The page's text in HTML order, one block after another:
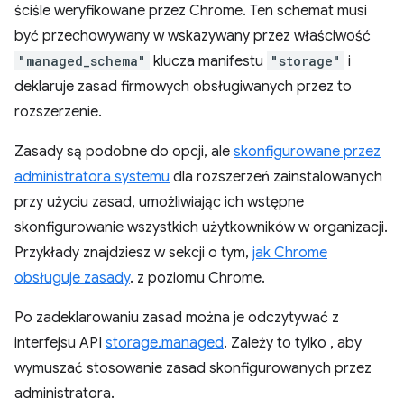
ściśle weryfikowane przez Chrome. Ten schemat musi
być przechowywany w wskazywany przez właściwość
"managed_schema" klucza manifestu "storage" i
deklaruje zasad firmowych obsługiwanych przez to
rozszerzenie.
Zasady są podobne do opcji, ale skonfigurowane przez
administratora systemu dla rozszerzeń zainstalowanych
przy użyciu zasad, umożliwiając ich wstępne
skonfigurowanie wszystkich użytkowników w organizacji.
Przykłady znajdziesz w sekcji o tym, jak Chrome
obsługuje zasady. z poziomu Chrome.
Po zadeklarowaniu zasad można je odczytywać z
interfejsu API storage.managed. Zależy to tylko , aby
wymuszać stosowanie zasad skonfigurowanych przez
administratora.